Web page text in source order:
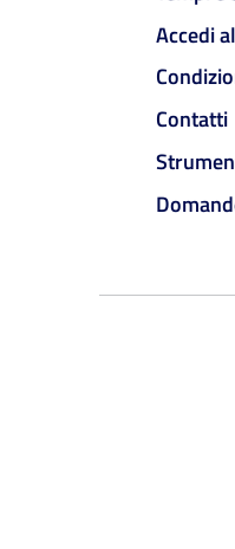
Accedi
Contatti